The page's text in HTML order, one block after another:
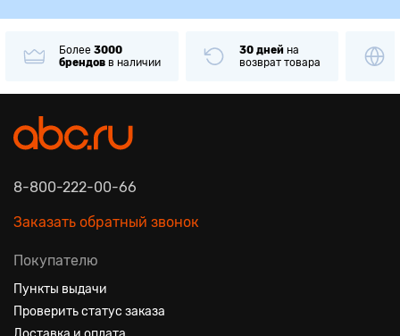
Более 3000
брендов в наличии
30 дней на
возврат товара
8-800-222-00-66
Заказать обратный звонок
Покупателю
Пункты выдачи
Проверить статус заказа